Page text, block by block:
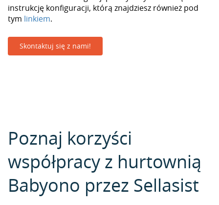
instrukcję konfiguracji, którą znajdziesz również pod
tym linkiem.
Skontaktuj się z nami!
Poznaj korzyści
współpracy z hurtownią
Babyono przez Sellasist